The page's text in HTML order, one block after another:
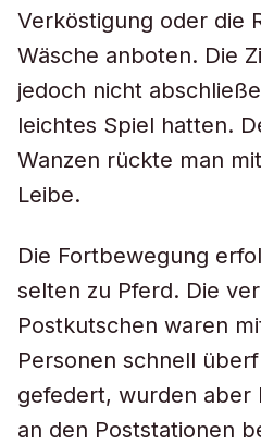
Verköstigung oder die
Wäsche anboten. Die
jedoch nicht
leichtes Spiel hatten.
Wanzen rückte man
Leibe.
Die Fortbewegung
selten zu Pferd. Die
Postkutschen waren
Personen schnell
gefedert, wurden aber
an den Poststationen